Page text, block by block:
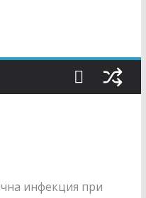
инфекция при